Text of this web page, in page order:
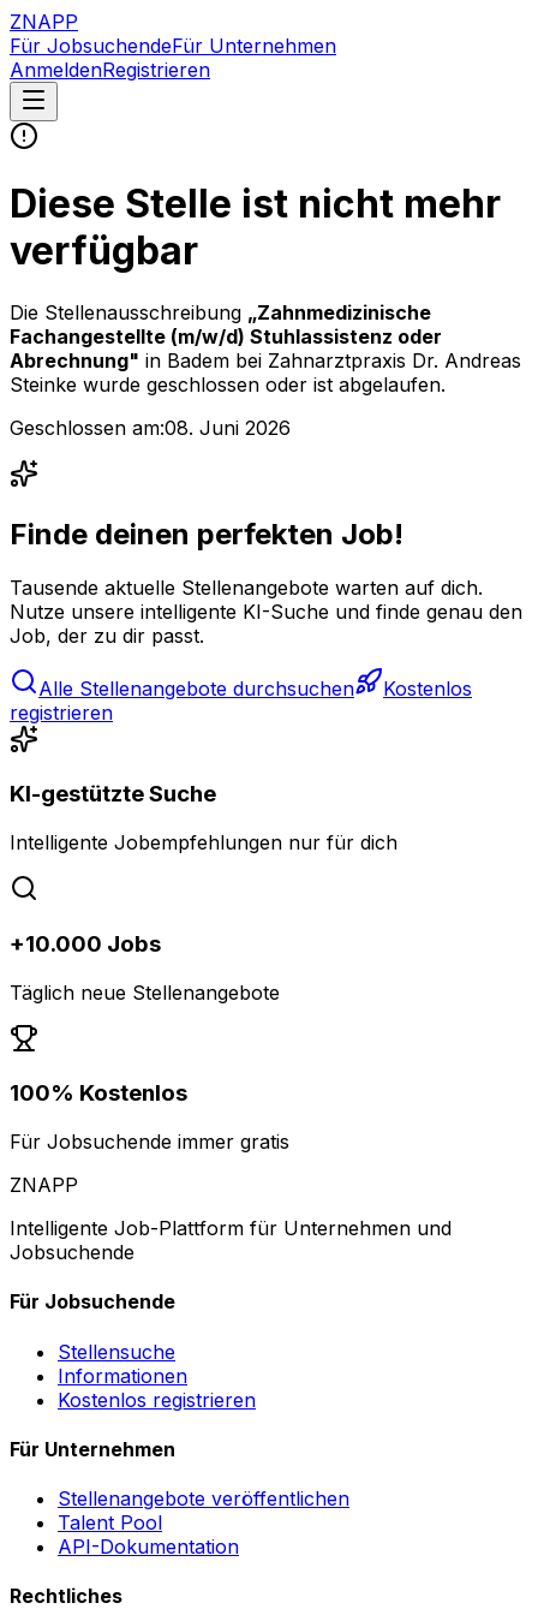
ZNAPP
Für JobsuchendeFür Unternehmen
AnmeldenRegistrieren
Diese Stelle ist nicht mehr
verfügbar
Die Stellenausschreibung „Zahnmedizinische
Fachangestellte (m/w/d) Stuhlassistenz oder
Abrechnung" in Badem bei Zahnarztpraxis Dr. Andreas
Steinke wurde geschlossen oder ist abgelaufen.
Geschlossen am:08. Juni 2026
Finde deinen perfekten Job!
Tausende aktuelle Stellenangebote warten auf dich.
Nutze unsere intelligente KI-Suche und finde genau den
Job, der zu dir passt.
Alle Stellenangebote durchsuchen
Kostenlos
registrieren
KI-gestützte Suche
Intelligente Jobempfehlungen nur für dich
+10.000 Jobs
Täglich neue Stellenangebote
100% Kostenlos
Für Jobsuchende immer gratis
ZNAPP
Intelligente Job-Plattform für Unternehmen und
Jobsuchende
Für Jobsuchende
Stellensuche
Informationen
Kostenlos registrieren
Für Unternehmen
Stellenangebote veröffentlichen
Talent Pool
API-Dokumentation
Rechtliches